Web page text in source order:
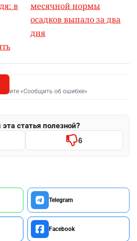
в
месячной нормы
осадков выпало за два
дня
«Сообщить об ошибке»
статья полезной?
6
Telegram
Facebook